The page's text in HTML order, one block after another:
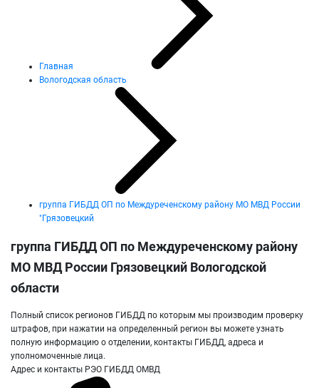
Главная
Вологодская область
группа ГИБДД ОП по Междуреченскому району МО МВД России
"Грязовецкий
группа ГИБДД ОП по Междуреченскому району
МО МВД России Грязовецкий Вологодской
области
Полный список регионов ГИБДД по которым мы производим проверку
штрафов, при нажатии на определенный регион вы можете узнать
полную информацию о отделении, контакты ГИБДД, адреса и
уполномоченные лица.
Адрес и контакты РЭО ГИБДД ОМВД